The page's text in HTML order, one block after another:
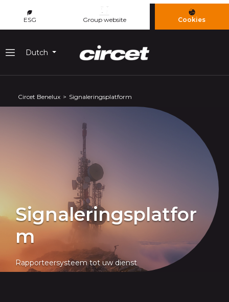
ESG Group website Cookies
Menu
Dutch
Circet Benelux Signaleringsplatform
Signaleringsplatfor
m
Rapporteersysteem tot uw dienst